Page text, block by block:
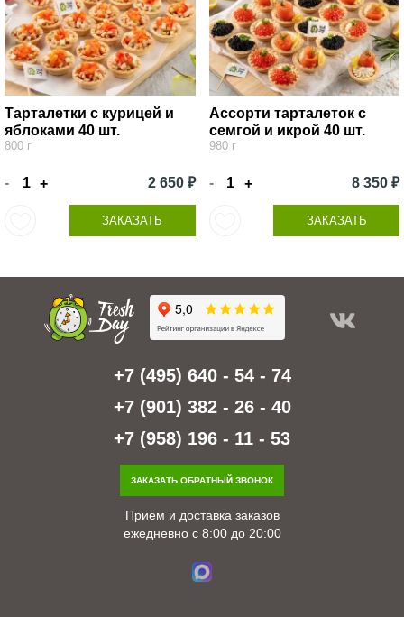
Тарталетки с курицей и
яблоками 40 шт.
800 г
- + 2 650 ₽
ЗАКАЗАТЬ
Ассорти тарталеток с
семгой и икрой 40 шт.
980 г
- + 8 350 ₽
ЗАКАЗАТЬ
+7 (495) 640 - 54 - 74
+7 (901) 382 - 26 - 40
+7 (958) 196 - 11 - 53
ЗАКАЗАТЬ ОБРАТНЫЙ ЗВОНОК
Прием и доставка заказов
ежедневно с 8:00 до 20:00